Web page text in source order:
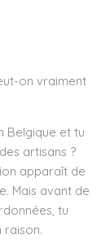
on vraiment
Belgique et tu
artisans ?
apparaît de
Mais avant de
tu
raison.